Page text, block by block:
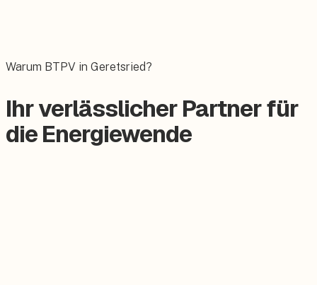
Warum BTPV in Geretsried?
Ihr verlässlicher Partner für
die Energiewende